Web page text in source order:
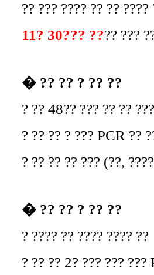
?? ??? ???? ?? ??
11? 30??? ???? ???
� ?? ?? ? ?? ??
? ?? 48?? ??? ?? ??
? ?? ?? ? ??? PCR ??
? ?? ?? ?? ??? (??,
� ?? ?? ? ?? ??
? ???? ?? ???? ???? ??
? ?? ?? 2? ??? ??? ???